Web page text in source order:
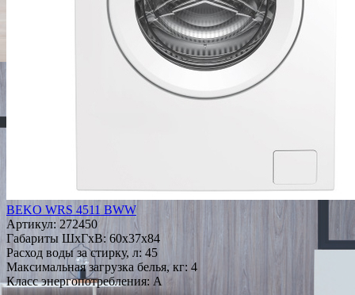
BEKO WRS 4511 BWW
Артикул: 272450
Габариты ШxГxВ: 60x37x84
Расход воды за стирку, л: 45
Максимальная загрузка белья, кг: 4
Класс энергопотребления: A